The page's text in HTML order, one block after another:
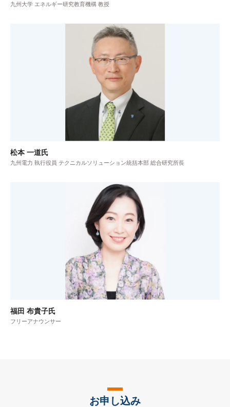
九州大学 エネルギー研究教育機構 教授
松本 一道氏
九州電力 執行役員 テクニカルソリューション統括本部 総合研究所長
福田 布貴子氏
フリーアナウンサー
お申し込み